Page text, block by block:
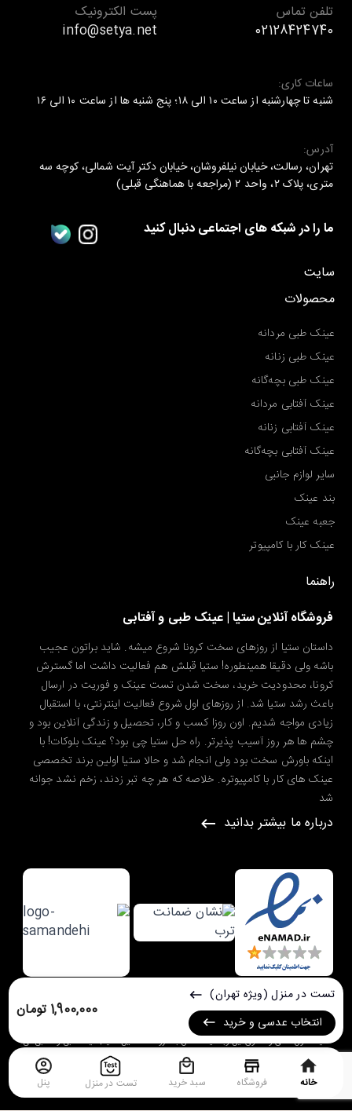
تست در منزل (ویژه تهران)
انتخاب عدسی و خرید
1,900,000 تومان
تلفن تماس
02128424740
پست الکترونیک
info@setya.net
ساعات کاری:
شنبه تا چهارشنبه از ساعت ۱۰ الی ۱۸؛ پنج شنبه ها از ساعت ۱۰ الی ۱۶
آدرس:
تهران، رسالت، خیابان نیلفروشان، خیابان دکتر آیت شمالی، کوچه سه
متری، پلاک ۲، واحد ۲ (مراجعه با هماهنگی قبلی)
ما را در شبکه های اجتماعی دنبال کنید
سایت
محصولات
عینک طبی مردانه
عینک طبی زنانه
عینک طبی بچه‌گانه
عینک آفتابی مردانه
عینک آفتابی زنانه
عینک آفتابی بچه‌گانه
سایر لوازم جانبی
بند عینک
جعبه عینک
عینک کار با کامپیوتر
راهنما
فروشگاه آنلاین ستیا | عینک طبی و آفتابی
داستان ستیا از روزهای سخت کرونا شروع میشه. شاید براتون عجیب
باشه ولی دقیقا همینطوره! ستیا قبلش هم فعالیت داشت اما گسترش
کرونا، محدودیت خرید، سخت شدن تست عینک و فوریت در ارسال
باعث رشد ستیا شد. از روزهای اول شروع فعالیت اینترنتی، با استقبال
زیادی مواجه شدیم. اون روزا کسب و کار، تحصیل و زندگی آنلاین بود و
چشم ها هر روز آسیب پذیرتر. راه حل ستیا چی بود؟ عینک بلوکات! با
اینکه باورش سخت بود ولی انجام شد و حالا ستیا اولین برند تخصصی
عینک های کار با کامپیوتره. خلاصه که هر چه تبر زدند، زخم نشد جوانه
شد
درباره ما بیشتر بدانید
طراحی شده در گروه طراحی سایت
کلیه حقوق مادی و معنوی این وبسایت متعلق بهفروشگاه آنلاین ستیا | عینک طبی و آفتابیمی
خانه فروشگاه سبد خرید تست در منزل پنل